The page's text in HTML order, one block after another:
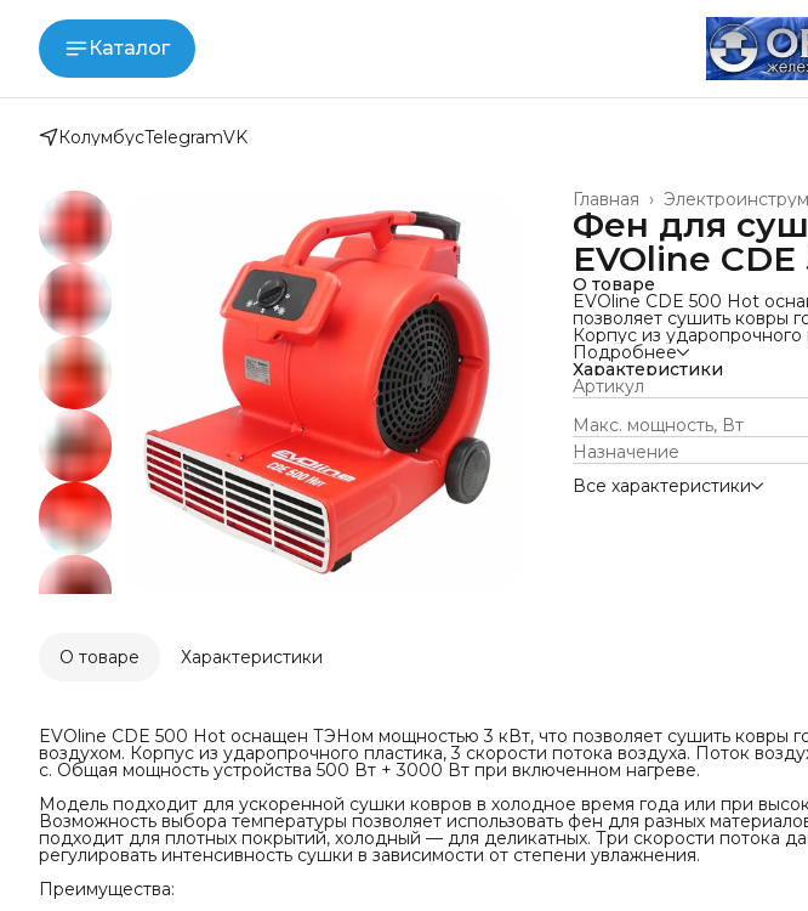
Каталог
КолумбусTelegramVK
Главная ›
Фен для
EVOline
О товаре
EVOline CDE 500 Hot
позволяет сушить ковры
Корпус из ударопрочного
воздуха. Поток воздуха
мощность устройства
нагреве.
Модель подходит для
холодное время года или
Возможность выбора
фен для разных
плотных покрытий,
скорости потока дают
Подробнее
Характеристики
Артикул
Макс. мощность, Вт
Назначение
Все характеристики
О товаре Характеристики
EVOline CDE 500 Hot оснащен ТЭНом мощностью 3 кВт, что позволяет сушить ковры
воздухом. Корпус из ударопрочного пластика, 3 скорости потока воздуха. Поток
с. Общая мощность устройства 500 Вт + 3000 Вт при включенном нагреве.
Модель подходит для ускоренной сушки ковров в холодное время года или при
Возможность выбора температуры позволяет использовать фен для разных
подходит для плотных покрытий, холодный — для деликатных. Три скорости потока
регулировать интенсивность сушки в зависимости от степени увлажнения.
Преимущества: